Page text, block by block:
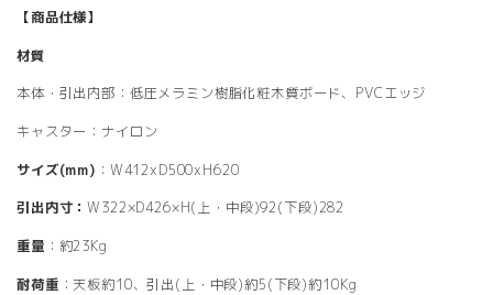
【商品仕様】
材質
本体・引出内部：低圧メラミン樹脂化粧木質ボード、PVCエッジ
キャスター：ナイロン
サイズ(mm) ：W412xD500xH620
引出内寸：W322×D426×H(上・中段)92(下段)282
重量 ：約23Kg
耐荷重 ：天板約10、引出(上・中段)約5(下段)約10Kg